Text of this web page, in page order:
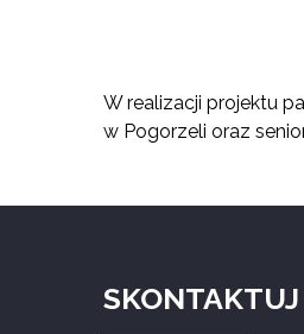
W realizacji projektu
w Pogorzeli oraz
SKONTAKTUJ